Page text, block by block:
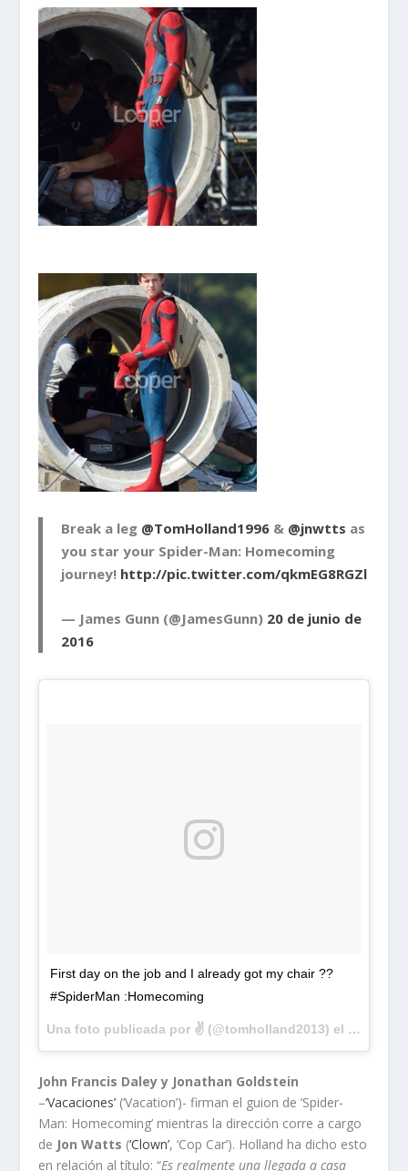
Break a leg @TomHolland1996 & @jnwtts as
you star your Spider-Man: Homecoming
journey! http://pic.twitter.com/qkmEG8RGZl
— James Gunn (@JamesGunn) 20 de junio de
2016
First day on the job and I already got my chair ??
#SpiderMan :Homecoming
Una foto publicada por ✌️ (@tomholland2013) el
20 de
John Francis Daley y Jonathan Goldstein
–‘Vacaciones’ (‘Vacation’)- firman el guion de ‘Spider-
Man: Homecoming’ mientras la dirección corre a cargo
de Jon Watts (‘Clown’, ‘Cop Car’). Holland ha dicho esto
en relación al título: “Es realmente una llegada a casa